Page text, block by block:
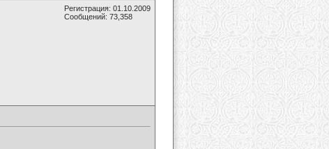
Регистрация: 01.10.2009
Сообщений: 73,358